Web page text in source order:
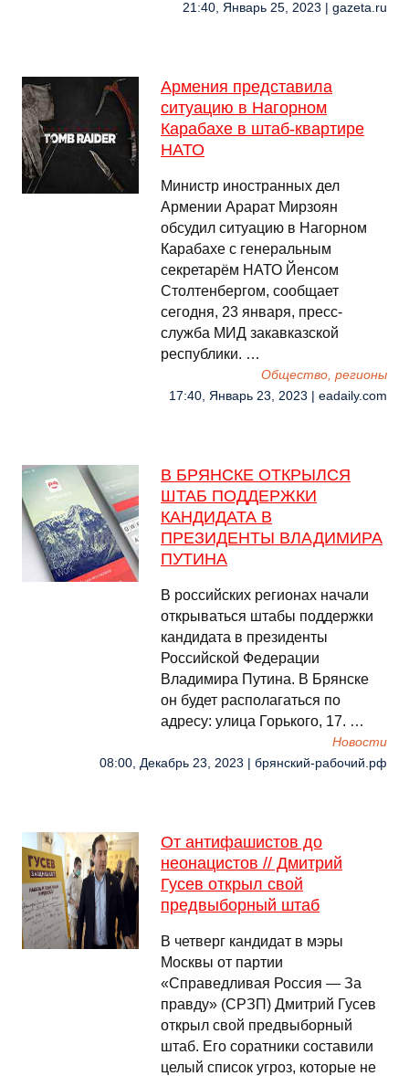
21:40, Январь 25, 2023 | gazeta.ru
Армения представила
ситуацию в Нагорном
Карабахе в штаб-квартире
НАТО
Министр иностранных дел
Армении Арарат Мирзоян
обсудил ситуацию в Нагорном
Карабахе с генеральным
секретарëм НАТО Йенсом
Столтенбергом, сообщает
сегодня, 23 января, пресс-
служба МИД закавказской
республики. …
Общество, регионы
17:40, Январь 23, 2023 | eadaily.com
В БРЯНСКЕ ОТКРЫЛСЯ
ШТАБ ПОДДЕРЖКИ
КАНДИДАТА В
ПРЕЗИДЕНТЫ ВЛАДИМИРА
ПУТИНА
В российских регионах начали
открываться штабы поддержки
кандидата в президенты
Российской Федерации
Владимира Путина. В Брянске
он будет располагаться по
адресу: улица Горького, 17. …
Новости
08:00, Декабрь 23, 2023 | брянский-рабочий.рф
От антифашистов до
неонацистов // Дмитрий
Гусев открыл свой
предвыборный штаб
В четверг кандидат в мэры
Москвы от партии
«Справедливая Россия — За
правду» (СРЗП) Дмитрий Гусев
открыл свой предвыборный
штаб. Его соратники составили
целый список угроз, которые не